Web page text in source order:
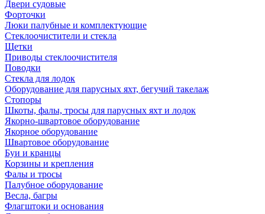
Двери судовые
Форточки
Люки палубные и комплектующие
Стеклоочистители и стекла
Щетки
Приводы стеклоочистителя
Поводки
Стекла для лодок
Оборудование для парусных яхт, бегучий такелаж
Стопоры
Шкоты, фалы, тросы для парусных яхт и лодок
Якорно-швартовое оборудование
Якорное оборудование
Швартовое оборудование
Буи и кранцы
Корзины и крепления
Фалы и тросы
Палубное оборудование
Весла, багры
Флагштоки и основания